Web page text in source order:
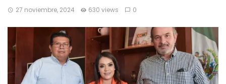
27 noviembre, 2024 630 views 0